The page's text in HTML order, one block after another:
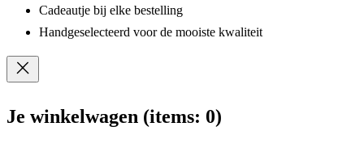
Cadeautje bij elke bestelling
Handgeselecteerd voor de mooiste kwaliteit
Je winkelwagen (items: 0)